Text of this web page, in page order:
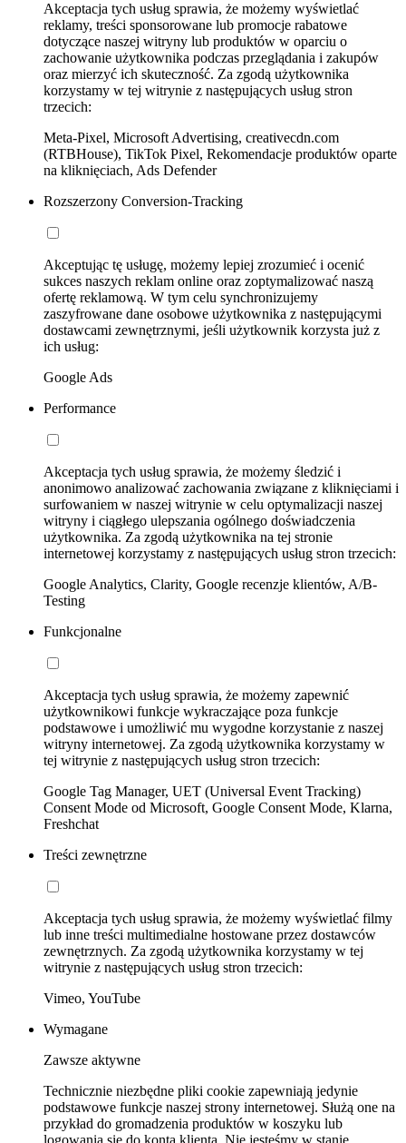
Akceptacja tych usług sprawia, że możemy wyświetlać
reklamy, treści sponsorowane lub promocje rabatowe
dotyczące naszej witryny lub produktów w oparciu o
zachowanie użytkownika podczas przeglądania i zakupów
oraz mierzyć ich skuteczność. Za zgodą użytkownika
korzystamy w tej witrynie z następujących usług stron
trzecich:
Meta-Pixel, Microsoft Advertising, creativecdn.com
(RTBHouse), TikTok Pixel, Rekomendacje produktów oparte
na kliknięciach, Ads Defender
Rozszerzony Conversion-Tracking
Akceptując tę usługę, możemy lepiej zrozumieć i ocenić
sukces naszych reklam online oraz zoptymalizować naszą
ofertę reklamową. W tym celu synchronizujemy
zaszyfrowane dane osobowe użytkownika z następującymi
dostawcami zewnętrznymi, jeśli użytkownik korzysta już z
ich usług:
Google Ads
Performance
Akceptacja tych usług sprawia, że możemy śledzić i
anonimowo analizować zachowania związane z kliknięciami i
surfowaniem w naszej witrynie w celu optymalizacji naszej
witryny i ciągłego ulepszania ogólnego doświadczenia
użytkownika. Za zgodą użytkownika na tej stronie
internetowej korzystamy z następujących usług stron trzecich:
Google Analytics, Clarity, Google recenzje klientów, A/B-
Testing
Funkcjonalne
Akceptacja tych usług sprawia, że możemy zapewnić
użytkownikowi funkcje wykraczające poza funkcje
podstawowe i umożliwić mu wygodne korzystanie z naszej
witryny internetowej. Za zgodą użytkownika korzystamy w
tej witrynie z następujących usług stron trzecich:
Google Tag Manager, UET (Universal Event Tracking)
Consent Mode od Microsoft, Google Consent Mode, Klarna,
Freshchat
Treści zewnętrzne
Akceptacja tych usług sprawia, że możemy wyświetlać filmy
lub inne treści multimedialne hostowane przez dostawców
zewnętrznych. Za zgodą użytkownika korzystamy w tej
witrynie z następujących usług stron trzecich:
Vimeo, YouTube
Wymagane
Zawsze aktywne
Technicznie niezbędne pliki cookie zapewniają jedynie
podstawowe funkcje naszej strony internetowej. Służą one na
przykład do gromadzenia produktów w koszyku lub